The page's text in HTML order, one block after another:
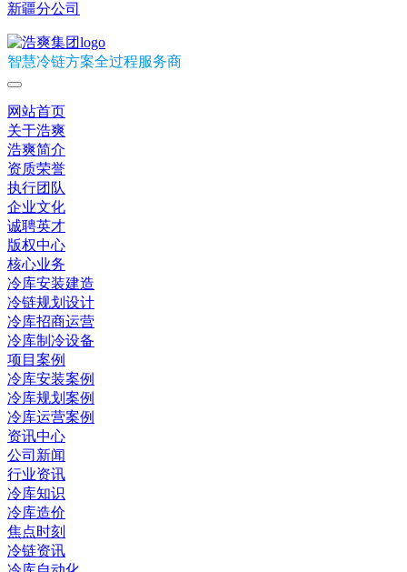
新疆分公司
智慧冷链方案全过程服务商
网站首页
关于浩爽
浩爽简介
资质荣誉
执行团队
企业文化
诚聘英才
版权中心
核心业务
冷库安装建造
冷链规划设计
冷库招商运营
冷库制冷设备
项目案例
冷库安装案例
冷库规划案例
冷库运营案例
资讯中心
公司新闻
行业资讯
冷库知识
冷库造价
焦点时刻
冷链资讯